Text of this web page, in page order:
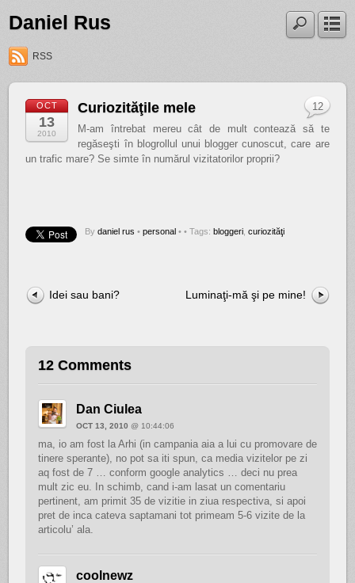
Daniel Rus
RSS
OCT
13
2010
Curiozităţile mele
M-am întrebat mereu cât de mult contează să te
regăseşti în blogrollul unui blogger cunoscut, care are
un trafic mare? Se simte în numărul vizitatorilor proprii?
Bydaniel rus • personal •
12
• Tags:bloggeri ,curiozităţi
Idei sau bani? Luminaţi-mă şi pe mine!
12 Comments
Dan Ciulea
OCT 13, 2010 @ 10:44:06
ma, io am fost la Arhi (in campania aia a lui cu promovare de
tinere sperante), no pot sa iti spun, ca media vizitelor pe zi
aq fost de 7 … conform google analytics … deci nu prea
mult zic eu. In schimb, cand i-am lasat un comentariu
pertinent, am primit 35 de vizitie in ziua respectiva, si apoi
pret de inca cateva saptamani tot primeam 5-6 vizite de la
articolu’ ala.
coolnewz